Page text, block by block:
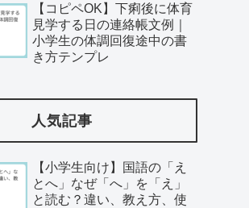
【コピペOK】下痢後に体育
見学する日の連絡帳文例｜
小学生の体調回復途中の書
き方テンプレ
人気記事
【小学生向け】国語の「え
とへ」なぜ「へ」を「え」
と読む？違い、教え方、使